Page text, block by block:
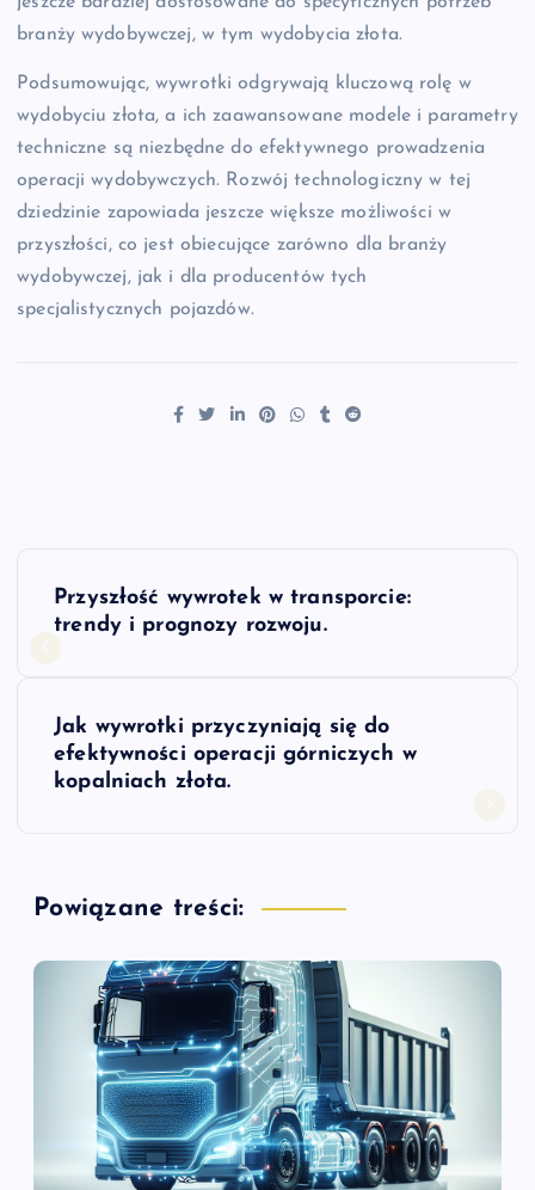
branży wydobywczej, w tym wydobycia złota.
Podsumowując, wywrotki odgrywają kluczową rolę w
wydobyciu złota, a ich zaawansowane modele i parametry
techniczne są niezbędne do efektywnego prowadzenia
operacji wydobywczych. Rozwój technologiczny w tej
dziedzinie zapowiada jeszcze większe możliwości w
przyszłości, co jest obiecujące zarówno dla branży
wydobywczej, jak i dla producentów tych
specjalistycznych pojazdów.
N
c
p
Przyszłość wywrotek w transporcie:
trendy i prognozy rozwoju.
Jak wywrotki przyczyniają się do
efektywności operacji górniczych w
kopalniach złota.
Powiązane treści: